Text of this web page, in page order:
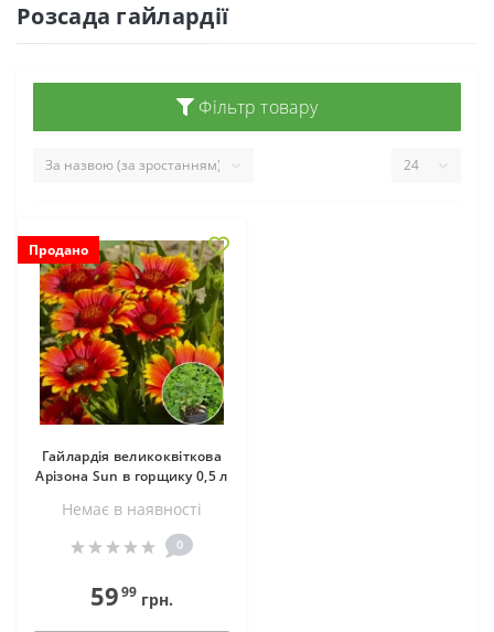
Розсада гайлардії
Фільтр товару
Продано
Гайлардія великоквіткова
Арізона Sun в горщику 0,5 л
Немає в наявностi
0
5999 грн.